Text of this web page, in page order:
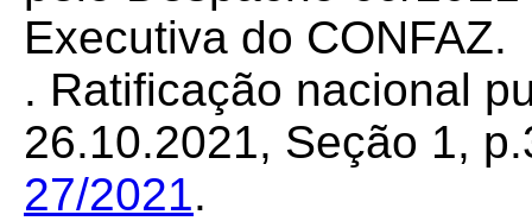
Executiva do CONFAZ.
. Ratificação nacional
26.10.2021, Seção 1,
27/2021.